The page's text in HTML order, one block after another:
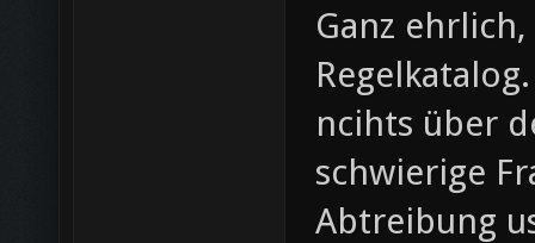
Ganz
ncihts über
schwierige
Abtreibung